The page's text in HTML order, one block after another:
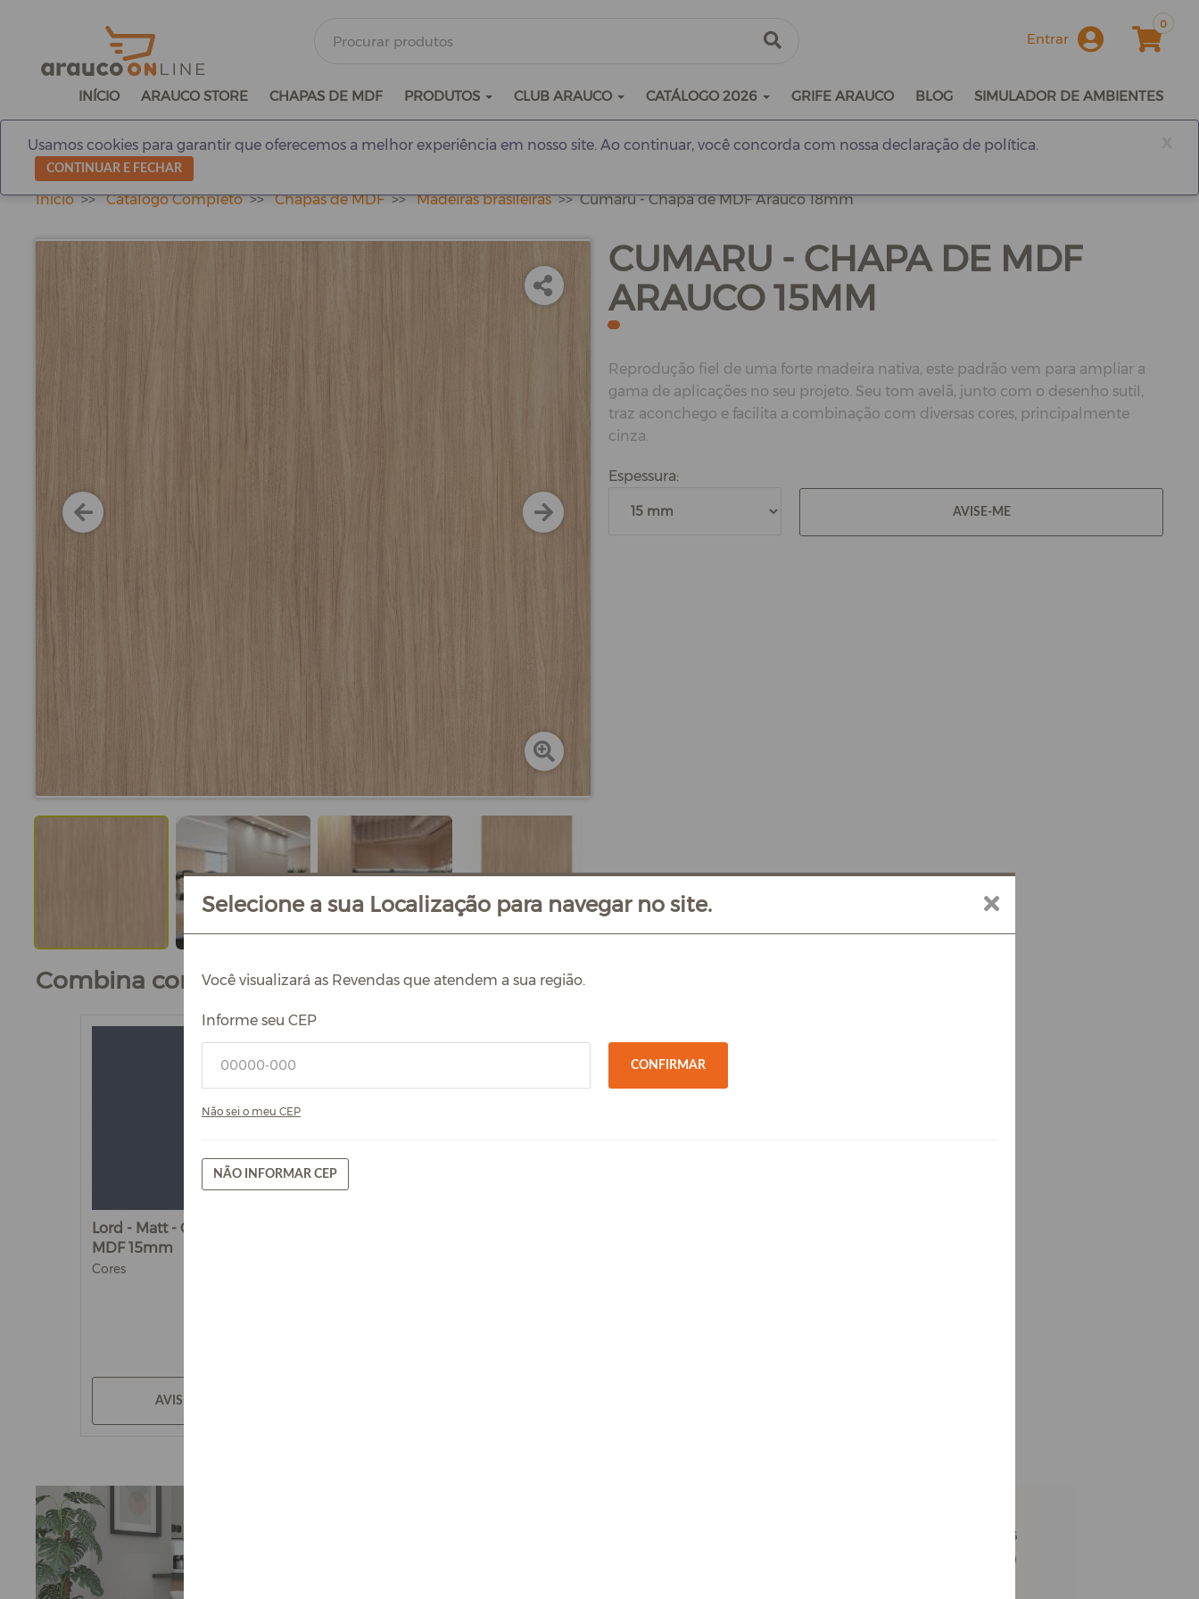
Entrar
0
INÍCIO ARAUCO STORE CHAPAS DE MDF PRODUTOS CLUB ARAUCO CATÁLOGO 2026 GRIFE ARAUCO BLOG SIMULADOR DE AMBIENTES
Usamos cookies para garantir que oferecemos a melhor experiência em nosso site. Ao continuar, você concorda com nossa declaração de política.
CONTINUAR E FECHAR
Início Catálogo Completo Chapas de MDF Madeiras brasileiras Cumaru - Chapa de MDF Arauco 18mm
CUMARU - CHAPA DE MDF
ARAUCO 15MM
Reprodução fiel de uma forte madeira nativa, este padrão vem para ampliar a
gama de aplicações no seu projeto. Seu tom avelã, junto com o desenho sutil,
traz aconchego e facilita a combinação com diversas cores, principalmente
cinza.
Espessura:
AVISE-ME
Combina com
Lord - Matt - Chapa de
MDF 15mm
Cores
AVISE-ME
Você visualizará as Revendas que atendem a sua região.
Informe seu CEP
CONFIRMAR
Não sei o meu CEP
NÃO INFORMAR CEP
Selecione a sua Localização para navegar no site.